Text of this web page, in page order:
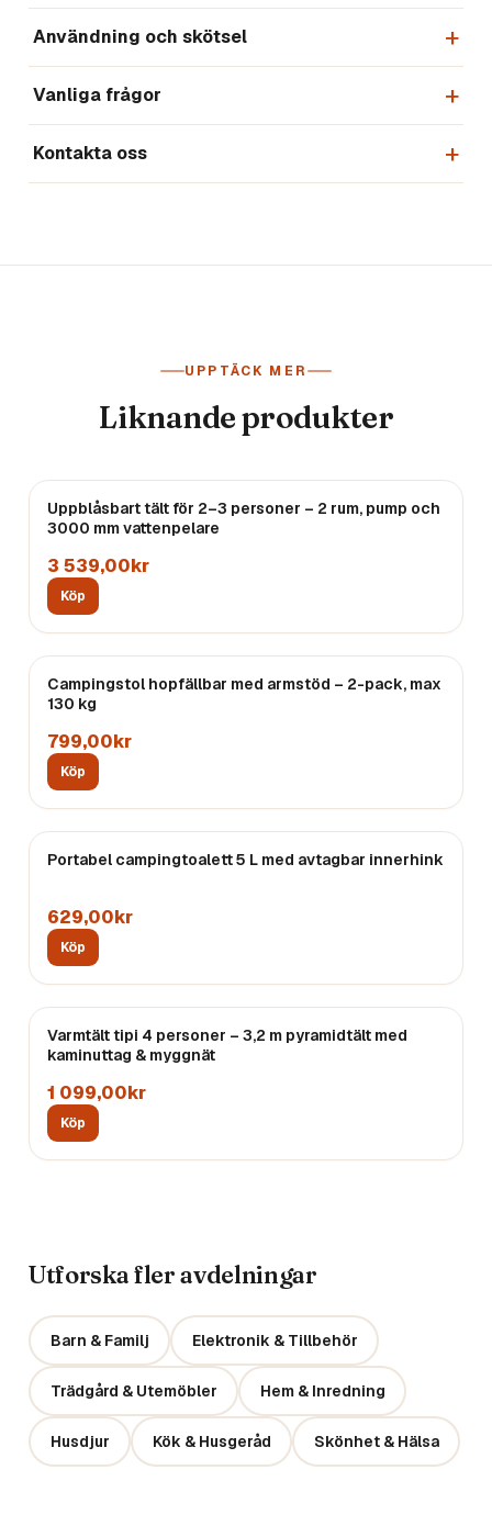
Användning och skötsel
Vanliga frågor
Kontakta oss
UPPTÄCK MER
Liknande produkter
Uppblåsbart tält för 2–3 personer – 2 rum, pump och
3000 mm vattenpelare
3 539,00kr
Köp
Campingstol hopfällbar med armstöd – 2-pack, max
130 kg
799,00kr
Köp
Portabel campingtoalett 5 L med avtagbar innerhink
629,00kr
Köp
Endast3kvar
Varmtält tipi 4 personer – 3,2 m pyramidtält med
kaminuttag & myggnät
1 099,00kr
Köp
Utforska fler avdelningar
Barn & Familj Elektronik & Tillbehör
Trädgård & Utemöbler Hem & Inredning
Husdjur Kök & Husgeråd Skönhet & Hälsa